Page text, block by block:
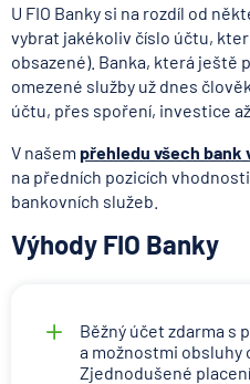
U FIO Banky si na rozdíl od
vybrat jakékoliv číslo účtu,
obsazené). Banka, která ještě
omezené služby už dnes
účtu, přes spoření, investice
V našem přehledu všech bank
na předních pozicích
bankovních služeb.
Výhody FIO Banky
Běžný účet zdarma s
a možnostmi obsluhy
Zjednodušené